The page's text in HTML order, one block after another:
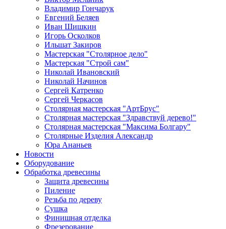
Владимир Гончарук
Евгений Беляев
Иван Шишкин
Игорь Осколков
Ильшат Закиров
Мастерская "Столярное дело"
Мастерская "Строй сам"
Николай Ивановский
Николай Начинов
Сергей Катренко
Сергей Черкасов
Столярная мастерская "АртБрус"
Столярная мастерская "Здравствуй дерево!"
Столярная мастерская "Максима Болгару"
Столярные Изделия Александр
Юра Ананьев
Новости
Оборудование
Обработка древесины
Защита древесины
Пиление
Резьба по дереву
Сушка
Финишная отделка
Фрезерование